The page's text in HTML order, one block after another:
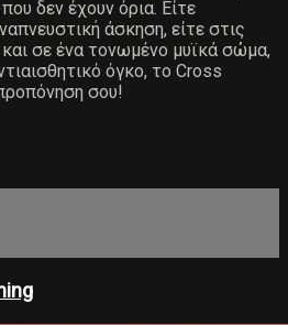
δεν έχουν όρια. Είτε
άσκηση, είτε στις
σε ένα τονωμένο μυϊκά σώμα,
όγκο, το Cross
σου!